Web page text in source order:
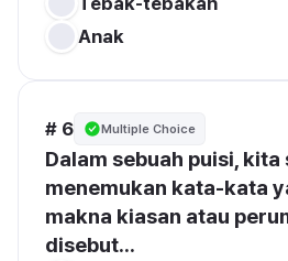
Anak
# 6 Multiple Choice
Dalam sebuah puisi, kita
menemukan kata-kata
makna kiasan atau
disebut...